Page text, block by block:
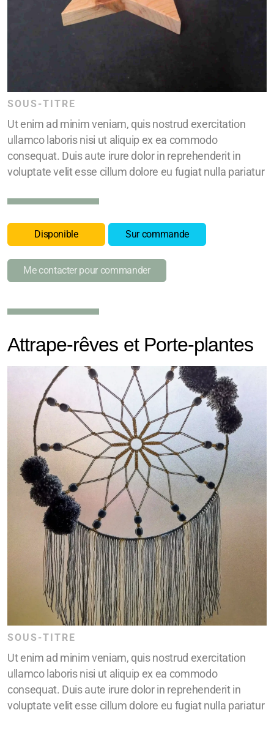
SOUS-TITRE
Ut enim ad minim veniam, quis nostrud exercitation
ullamco laboris nisi ut aliquip ex ea commodo
consequat. Duis aute irure dolor in reprehenderit in
voluptate velit esse cillum dolore eu fugiat nulla pariatur
Disponible Sur commande
Me contacter pour commander
Attrape-rêves et Porte-plantes
SOUS-TITRE
Ut enim ad minim veniam, quis nostrud exercitation
ullamco laboris nisi ut aliquip ex ea commodo
consequat. Duis aute irure dolor in reprehenderit in
voluptate velit esse cillum dolore eu fugiat nulla pariatur